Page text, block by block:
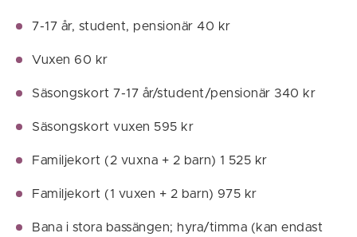
7-17 år, student, pensionär 40 kr
Vuxen 60 kr
Säsongskort 7-17 år/student/pensionär 340 kr
Säsongskort vuxen 595 kr
Familjekort (2 vuxna + 2 barn) 1 525 kr
Familjekort (1 vuxen + 2 barn) 975 kr
Bana i stora bassängen; hyra/timma (kan endast